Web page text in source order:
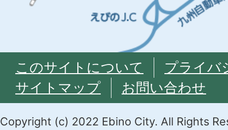
このサイトについて
プライバ
サイトマップ
お問い合わせ
Copyright (c) 2022 Ebino City. All Rights